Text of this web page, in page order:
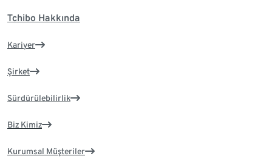
Tchibo Hakkında
Kariyer
Şirket
Sürdürülebilirlik
Biz Kimiz
Kurumsal Müşteriler